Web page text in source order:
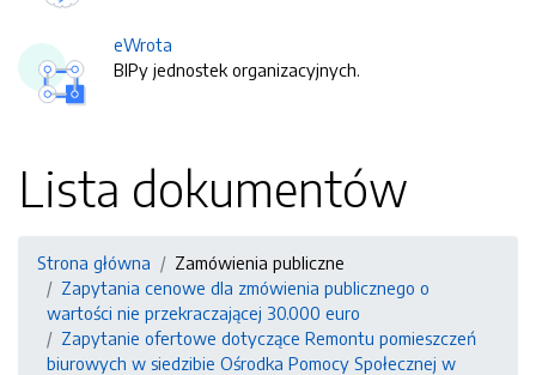
eWrota
BIPy jednostek organizacyjnych.
Lista dokumentów
Strona główna
Zamówienia publiczne
Zapytania cenowe dla zmówienia publicznego o
wartości nie przekraczającej 30.000 euro
Zapytanie ofertowe dotyczące Remontu pomieszczeń
biurowych w siedzibie Ośrodka Pomocy Społecznej w